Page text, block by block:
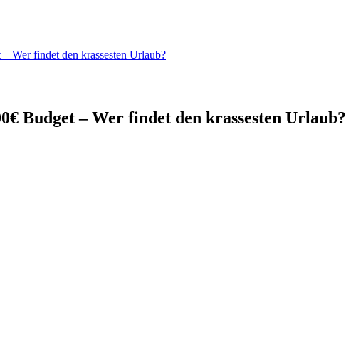
Wer findet den krassesten Urlaub?
Budget – Wer findet den krassesten Urlaub?